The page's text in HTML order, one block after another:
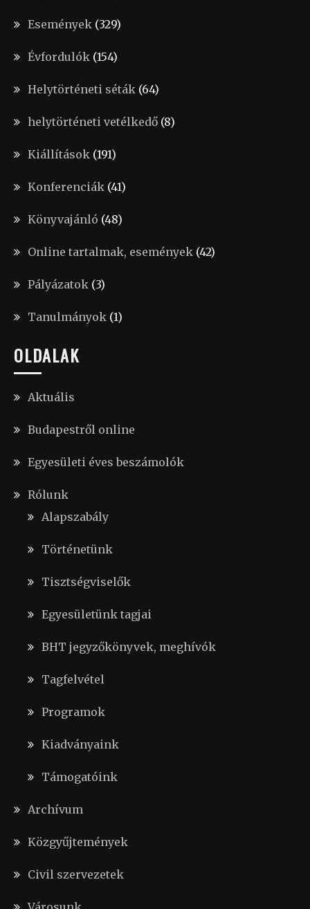
Események (329)
Évfordulók (154)
Helytörténeti séták (64)
helytörténeti vetélkedő (8)
Kiállítások (191)
Konferenciák (41)
Könyvajánló (48)
Online tartalmak, események (42)
Pályázatok (3)
Tanulmányok (1)
OLDALAK
Aktuális
Budapestről online
Egyesületi éves beszámolók
Rólunk
Alapszabály
Történetünk
Tisztségviselők
Egyesületünk tagjai
BHT jegyzőkönyvek, meghívók
Tagfelvétel
Programok
Kiadványaink
Támogatóink
Archívum
Közgyűjtemények
Civil szervezetek